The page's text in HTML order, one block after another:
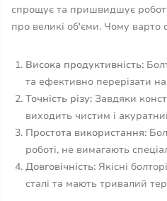
спрощує та пришвидшує
про великі об'єми. Чому варто
Висока продуктивність:
та ефективно перерізати
Точність різу: Завдяки
виходить чистим і
Простота використання:
роботі, не вимагають
Довговічність: Якісні
сталі та мають тривалий